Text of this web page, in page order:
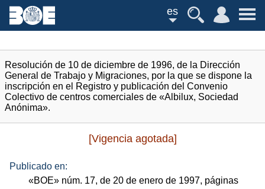
es
Resolución de 10 de diciembre de 1996, de la Dirección
General de Trabajo y Migraciones, por la que se dispone la
inscripción en el Registro y publicación del Convenio
Colectivo de centros comerciales de «Albilux, Sociedad
Anónima».
[Vigencia agotada]
Publicado en:
«BOE» núm. 17, de 20 de enero de 1997, páginas